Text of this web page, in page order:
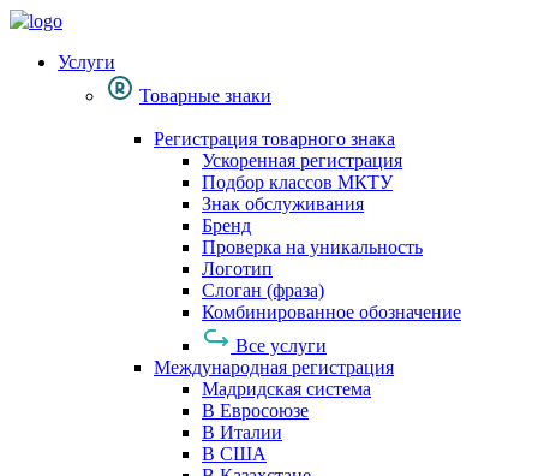
Услуги
Товарные знаки
Регистрация товарного знака
Ускоренная регистрация
Подбор классов МКТУ
Знак обслуживания
Бренд
Проверка на уникальность
Логотип
Слоган (фраза)
Комбинированное обозначение
Все услуги
Международная регистрация
Мадридская система
В Евросоюзе
В Италии
В США